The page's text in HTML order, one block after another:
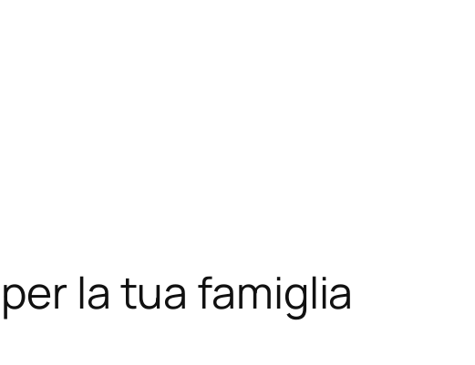
la tua famiglia